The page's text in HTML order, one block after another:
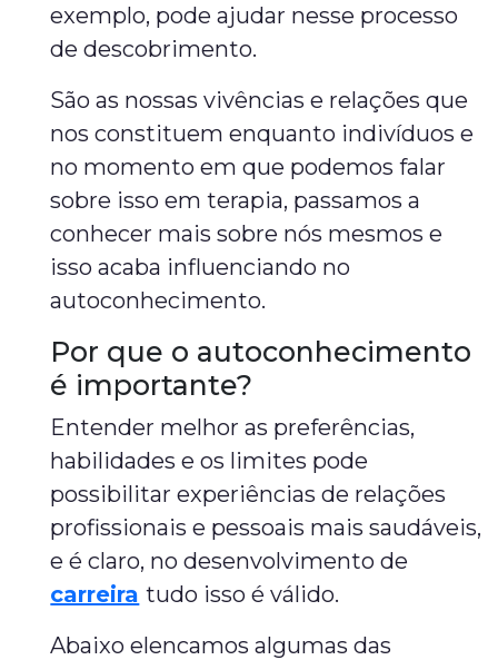
exemplo, pode ajudar nesse processo
de descobrimento.
São as nossas vivências e relações que
nos constituem enquanto indivíduos e
no momento em que podemos falar
sobre isso em terapia, passamos a
conhecer mais sobre nós mesmos e
isso acaba influenciando no
autoconhecimento.
Por que o autoconhecimento
é importante?
Entender melhor as preferências,
habilidades e os limites pode
possibilitar experiências de relações
profissionais e pessoais mais saudáveis,
e é claro, no desenvolvimento de
carreira tudo isso é válido.
Abaixo elencamos algumas das